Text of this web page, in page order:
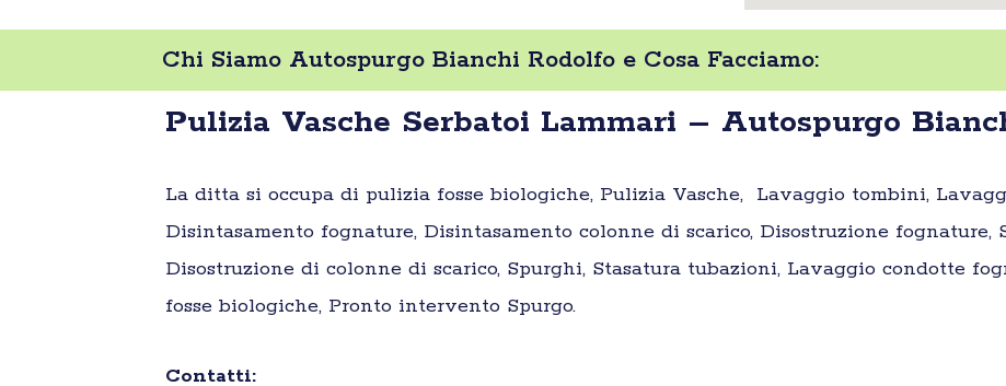
Chi Siamo Autospurgo Bianchi Rodolfo e Cosa Facciamo:
Pulizia Vasche Serbatoi Lammari – Autospurgo
La ditta si occupa di pulizia fosse biologiche, Pulizia Vasche, Lavaggio tombini,
Disintasamento fognature, Disintasamento colonne di scarico, Disostruzione fognature,
Disostruzione di colonne di scarico, Spurghi, Stasatura tubazioni, Lavaggio condotte
fosse biologiche, Pronto intervento Spurgo.
Contatti: